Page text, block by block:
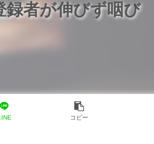
録者が伸びず咽び
コピー